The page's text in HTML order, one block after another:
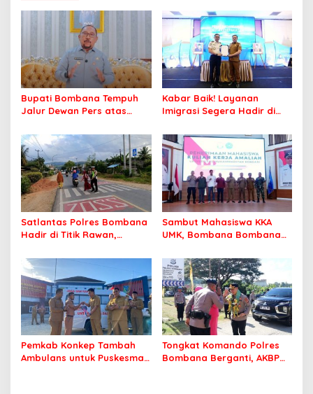
Bupati Bombana Tempuh
Jalur Dewan Pers atas
Korupsi Jembatan Cirauci II
Kabar Baik! Layanan
Imigrasi Segera Hadir di
Perlu Lagi ke Kendari
Satlantas Polres Bombana
Hadir di Titik Rawan,
Sekolah dengan Aman
Sambut Mahasiswa KKA
UMK, Bombana Bombana
Sasaran
Pemkab Konkep Tambah
Ambulans untuk Puskesmas
Tongkat Komando Polres
Bombana Berganti, AKBP